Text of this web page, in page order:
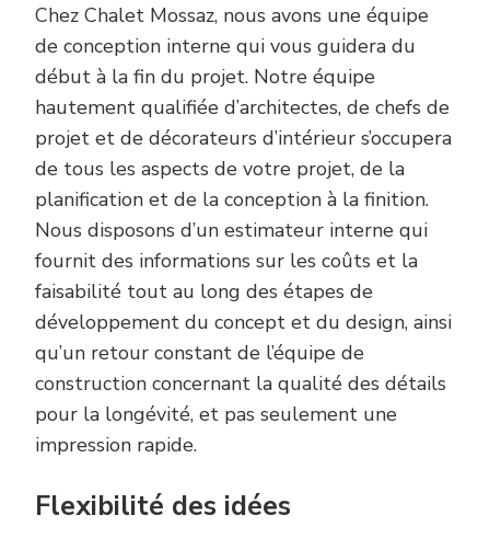
Chez Chalet Mossaz, nous avons une équipe
de conception interne qui vous guidera du
début à la fin du projet. Notre équipe
hautement qualifiée d’architectes, de chefs de
projet et de décorateurs d’intérieur s’occupera
de tous les aspects de votre projet, de la
planification et de la conception à la finition.
Nous disposons d’un estimateur interne qui
fournit des informations sur les coûts et la
faisabilité tout au long des étapes de
développement du concept et du design, ainsi
qu’un retour constant de l’équipe de
construction concernant la qualité des détails
pour la longévité, et pas seulement une
impression rapide.
Flexibilité des idées